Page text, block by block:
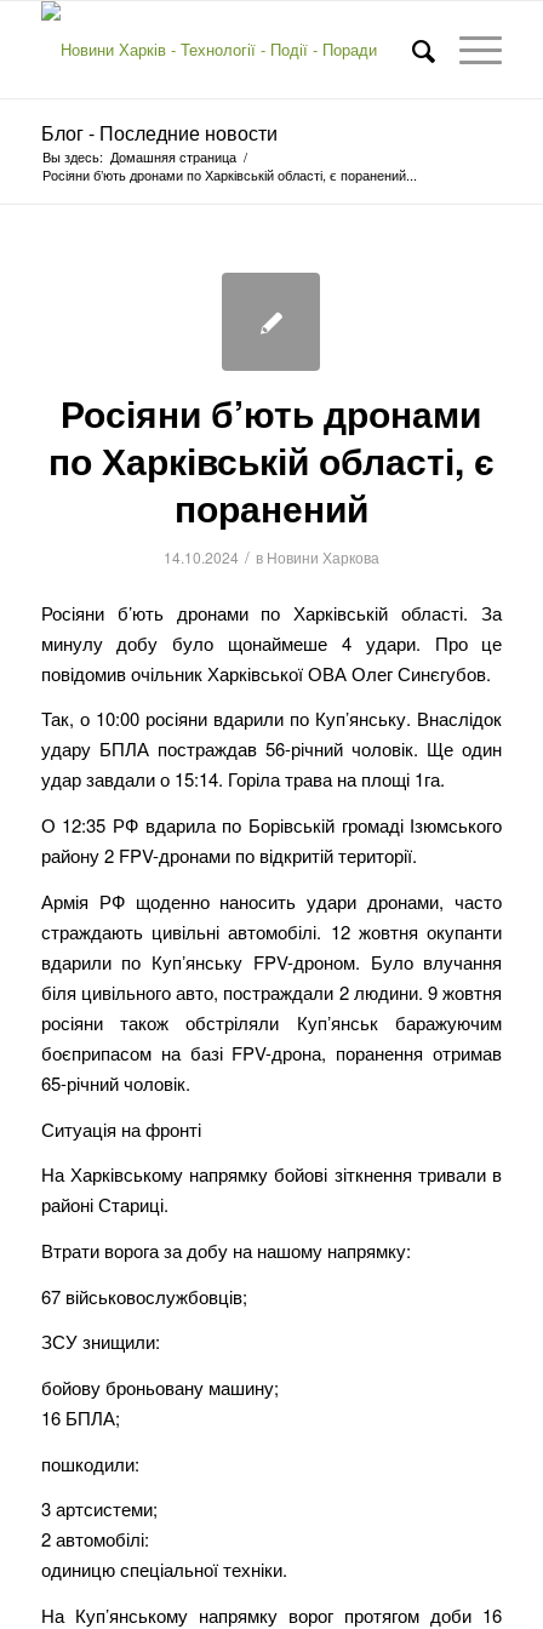
Блог - Последние новости
Вы здесь: Домашняя страница /
Росіяни б’ють дронами по Харківській області, є поранений...
Росіяни б’ють дронами
по Харківській області, є
поранений
14.10.2024 / в Новини Харкова
Росіяни б’ють дронами по Харківській області. За
минулу добу було щонаймеше 4 удари. Про це
повідомив очільник Харківської ОВА Олег Синєгубов.
Так, о 10:00 росіяни вдарили по Куп’янську. Внаслідок
удару БПЛА постраждав 56-річний чоловік. Ще один
удар завдали о 15:14. Горіла трава на площі 1га.
О 12:35 РФ вдарила по Борівській громаді Ізюмського
району 2 FPV-дронами по відкритій території.
Армія РФ щоденно наносить удари дронами, часто
страждають цивільні автомобілі. 12 жовтня окупанти
вдарили по Купʼянську FPV-дроном. Було влучання
біля цивільного авто, постраждали 2 людини. 9 жовтня
росіяни також обстріляли Купʼянськ баражуючим
боєприпасом на базі FPV-дрона, поранення отримав
65-річний чоловік.
Ситуація на фронті
На Харківському напрямку бойові зіткнення тривали в
районі Стариці.
Втрати ворога за добу на нашому напрямку:
67 військовослужбовців;
ЗСУ знищили:
бойову броньовану машину;
16 БПЛА;
пошкодили:
3 артсистеми;
2 автомобілі:
одиницю спеціальної техніки.
На Куп’янському напрямку ворог протягом доби 16